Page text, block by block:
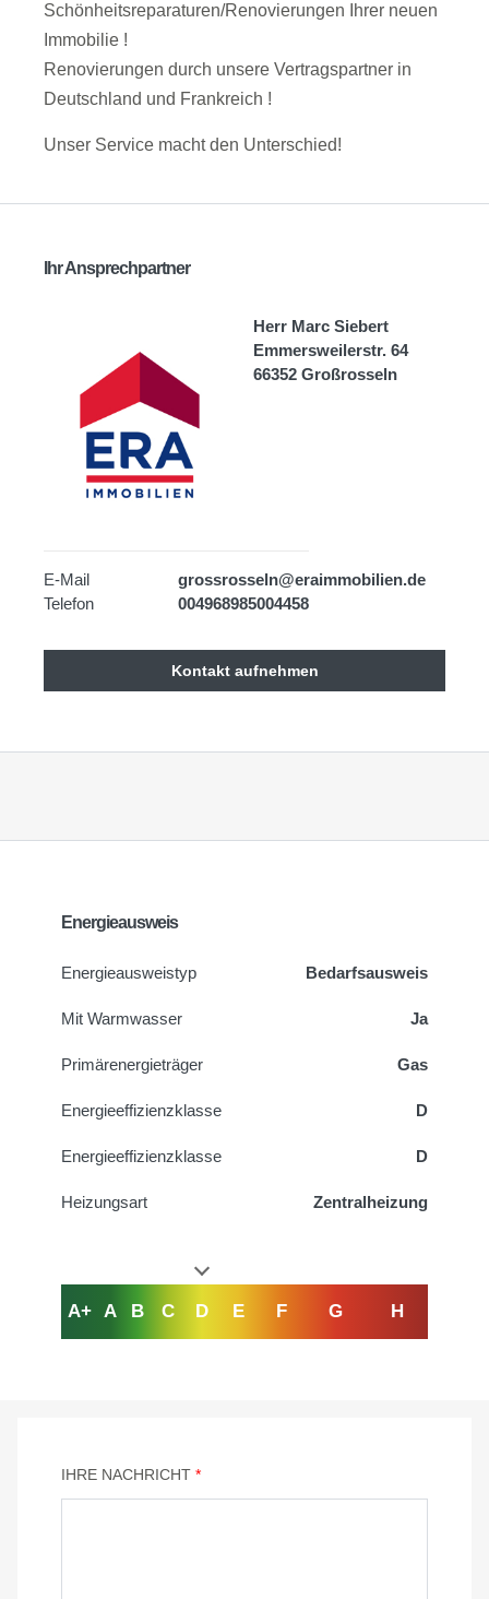
Schönheitsreparaturen/Renovierungen Ihrer neuen
Immobilie !
Renovierungen durch unsere Vertragspartner in
Deutschland und Frankreich !
Unser Service macht den Unterschied!
Ihr Ansprechpartner
Herr Marc Siebert
Emmersweilerstr. 64
66352 Großrosseln
E-Mail
grossrosseln@eraimmobilien.de
Telefon
004968985004458
Kontakt aufnehmen
Energieausweis
Energie­ausweistyp Bedarfsausweis
Mit Warmwasser Ja
Primärenergieträger Gas
Energieeffizienzklasse D
Energieeffizienzklasse D
Heizungsart Zentralheizung
A+ A B C D E F G H
IHRE NACHRICHT *